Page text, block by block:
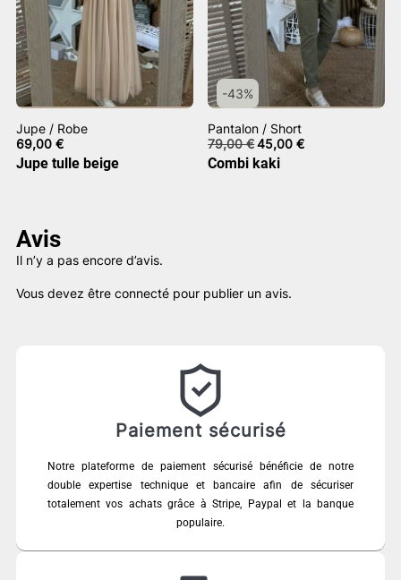
Jupe / Robe
69,00 €
Jupe tulle beige
-43%
Pantalon / Short
79,00€Le
prix
initial
45,00€Le
Combi kaki
Avis
Il n’y a pas encore d’avis.
Vous devez être connecté pour publier un avis.
Paiement sécurisé
Notre plateforme de paiement sécurisé bénéficie de notre
double expertise technique et bancaire afin de sécuriser
totalement vos achats grâce à Stripe, Paypal et la banque
populaire.